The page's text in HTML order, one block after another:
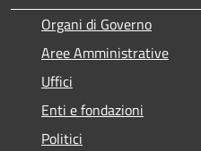
Organi di Governo
Aree Amministrative
Uffici
Enti e fondazioni
Politici